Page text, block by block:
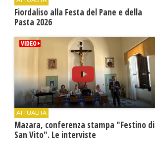
Fiordaliso alla Festa del Pane e della
Pasta 2026
ATTUALITÀ
Mazara, conferenza stampa "Festino di
San Vito". Le interviste